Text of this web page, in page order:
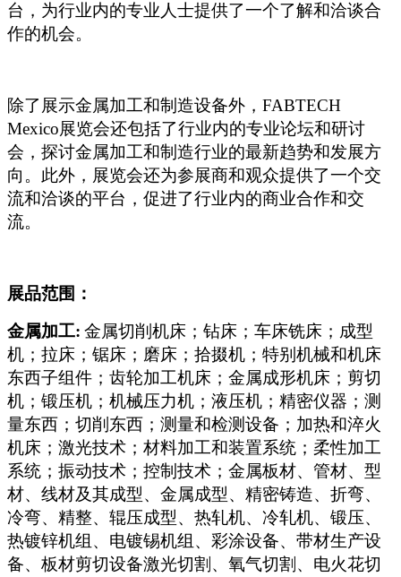
台，为行业内的专业人士提供了一个了解和洽谈合
作的机会。
除了展示金属加工和制造设备外，FABTECH
Mexico展览会还包括了行业内的专业论坛和研讨
会，探讨金属加工和制造行业的最新趋势和发展方
向。此外，展览会还为参展商和观众提供了一个交
流和洽谈的平台，促进了行业内的商业合作和交
流。
展品范围：
金属加工: 金属切削机床；钻床；车床铣床；成型
机；拉床；锯床；磨床；拾掇机；特别机械和机床
东西子组件；齿轮加工机床；金属成形机床；剪切
机；锻压机；机械压力机；液压机；精密仪器；测
量东西；切削东西；测量和检测设备；加热和淬火
机床；激光技术；材料加工和装置系统；柔性加工
系统；振动技术；控制技术；金属板材、管材、型
材、线材及其成型、金属成型、精密铸造、折弯、
冷弯、精整、辊压成型、热轧机、冷轧机、锻压、
热镀锌机组、电镀锡机组、彩涂设备、带材生产设
备、板材剪切设备激光切割、氧气切割、电火花切